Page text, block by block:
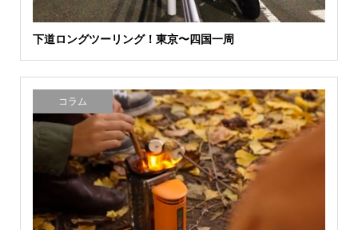
下道ロングツーリング！東京〜四国一周
コラム